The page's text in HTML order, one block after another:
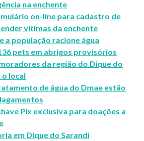
na enchente
on-line para cadastro de
vítimas da enchente
a população racione água
pets em abrigos provisórios
da região do Dique do
o local
de água do Dmae estão
Pix exclusiva para doações a
em Dique do Sarandi